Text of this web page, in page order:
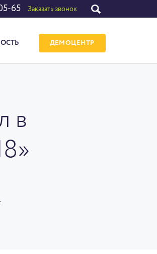
65 Заказать звонок
ДЕМОЦЕНТР
в